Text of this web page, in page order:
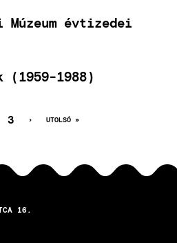
évtizedei
(1959-1988)
OLDAL
3
KÖVETKEZŐ
›
UTOLSÓ
UTOLSÓ »
16.